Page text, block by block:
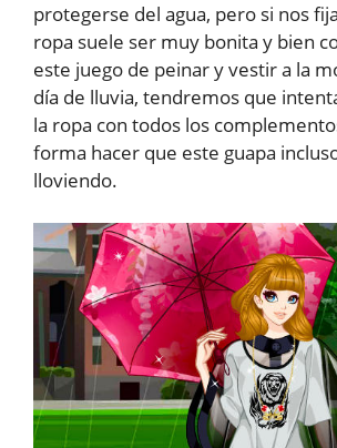
protegerse del agua, pero si nos
ropa suele ser muy bonita y bien
este juego de peinar y vestir a la
día de lluvia, tendremos que
la ropa con todos los
forma hacer que este guapa
lloviendo.